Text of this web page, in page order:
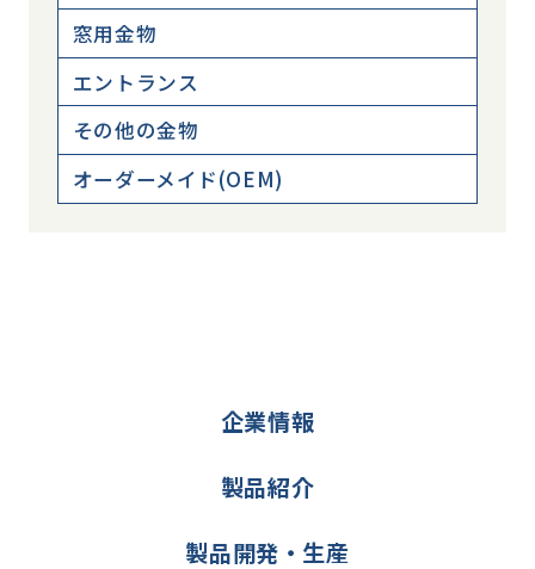
窓用金物
エントランス
その他の金物
オーダーメイド(OEM)
企業情報
製品紹介
製品開発・生産